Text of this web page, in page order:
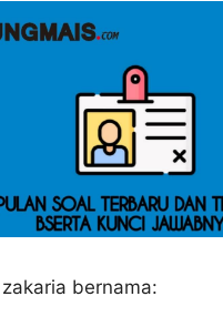
bernama: